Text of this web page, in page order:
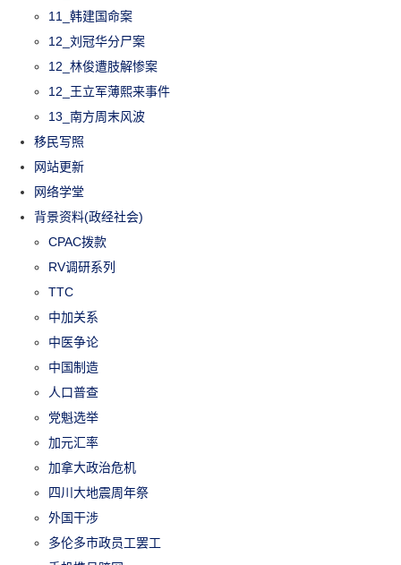
11_韩建国命案
12_刘冠华分尸案
12_林俊遭肢解惨案
12_王立军薄熙来事件
13_南方周末风波
移民写照
网站更新
网络学堂
背景资料(政经社会)
CPAC拨款
RV调研系列
TTC
中加关系
中医争论
中国制造
人口普查
党魁选举
加元汇率
加拿大政治危机
四川大地震周年祭
外国干涉
多伦多市政员工罢工